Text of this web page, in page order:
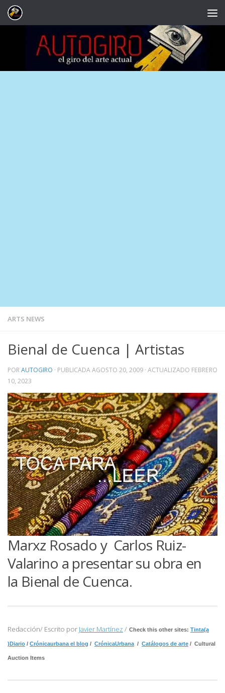
Saltar al contenido
ARTS NEWS
Bienal de Cuenca | Artistas
PORAUTOGIRO · PUBLICADAAGOSTO 20, 2009 · ACTUALIZADO FEBRERO
10, 2023
Marxz Rosado y Carlos Ruiz-
Valarino a presentar su obra en
la Bienal de Cuenca.
Redacción/ Escrito por Javier Martínez / Check this other sites: Tinta(a
)Diario / Crónicaurbana el blog / CrónicaUrbana / Catálogos de arte / Cultural
Auction Items